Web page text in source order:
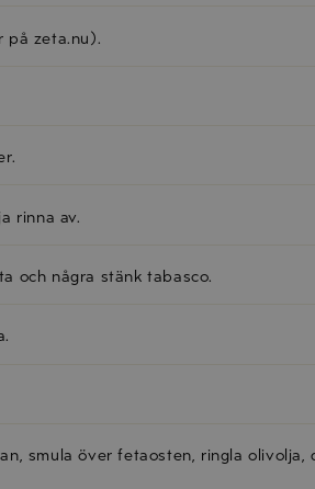
på zeta.nu).
rinna av.
och några stänk tabasco.
smula över fetaosten, ringla olivolja,